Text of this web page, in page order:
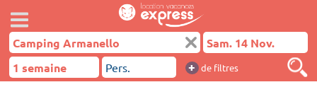
+ de filtres